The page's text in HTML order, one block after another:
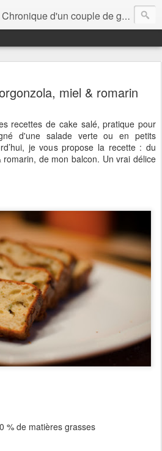
Chronique d'un couple de gourmands
miel & romarin
recettes de cake salé, pratique pour
d'une salade verte ou en petits
je vous propose la recette : du
de mon balcon. Un vrai délice
% de matières grasses